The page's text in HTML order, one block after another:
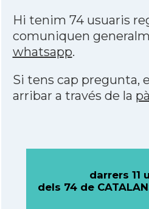
Hi tenim 74 usuaris
comuniquen
whatsapp.
Si tens cap pregunta,
arribar a través de la
darrers 11
dels 74 de